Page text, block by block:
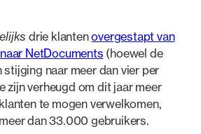
drie klantenovergestapt van
NetDocuments (hoewel de
naar meer dan vier per
zijn verheugd om dit jaar meer
te mogen verwelkomen,
dan 33.000 gebruikers.